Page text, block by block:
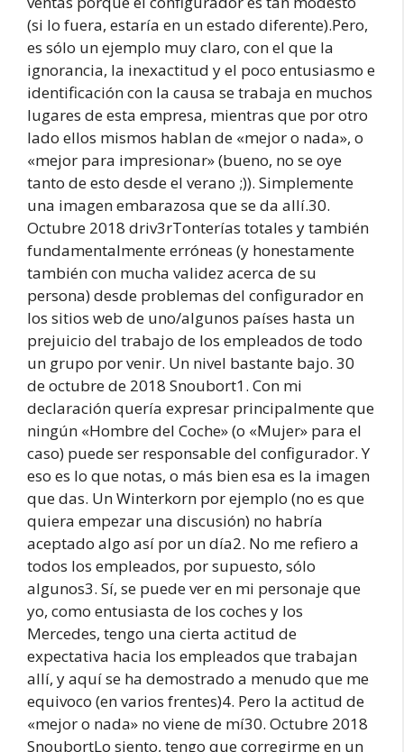
(si lo fuera, estaría en un estado diferente).Pero,
es sólo un ejemplo muy claro, con el que la
ignorancia, la inexactitud y el poco entusiasmo e
identificación con la causa se trabaja en muchos
lugares de esta empresa, mientras que por otro
lado ellos mismos hablan de «mejor o nada», o
«mejor para impresionar» (bueno, no se oye
tanto de esto desde el verano ;)). Simplemente
una imagen embarazosa que se da allí.30.
Octubre 2018 driv3rTonterías totales y también
fundamentalmente erróneas (y honestamente
también con mucha validez acerca de su
persona) desde problemas del configurador en
los sitios web de uno/algunos países hasta un
prejuicio del trabajo de los empleados de todo
un grupo por venir. Un nivel bastante bajo. 30
de octubre de 2018 Snoubort1. Con mi
declaración quería expresar principalmente que
ningún «Hombre del Coche» (o «Mujer» para el
caso) puede ser responsable del configurador. Y
eso es lo que notas, o más bien esa es la imagen
que das. Un Winterkorn por ejemplo (no es que
quiera empezar una discusión) no habría
aceptado algo así por un día2. No me refiero a
todos los empleados, por supuesto, sólo
algunos3. Sí, se puede ver en mi personaje que
yo, como entusiasta de los coches y los
Mercedes, tengo una cierta actitud de
expectativa hacia los empleados que trabajan
allí, y aquí se ha demostrado a menudo que me
equivoco (en varios frentes)4. Pero la actitud de
«mejor o nada» no viene de mí30. Octubre 2018
SnoubortLo siento, tengo que corregirme en un